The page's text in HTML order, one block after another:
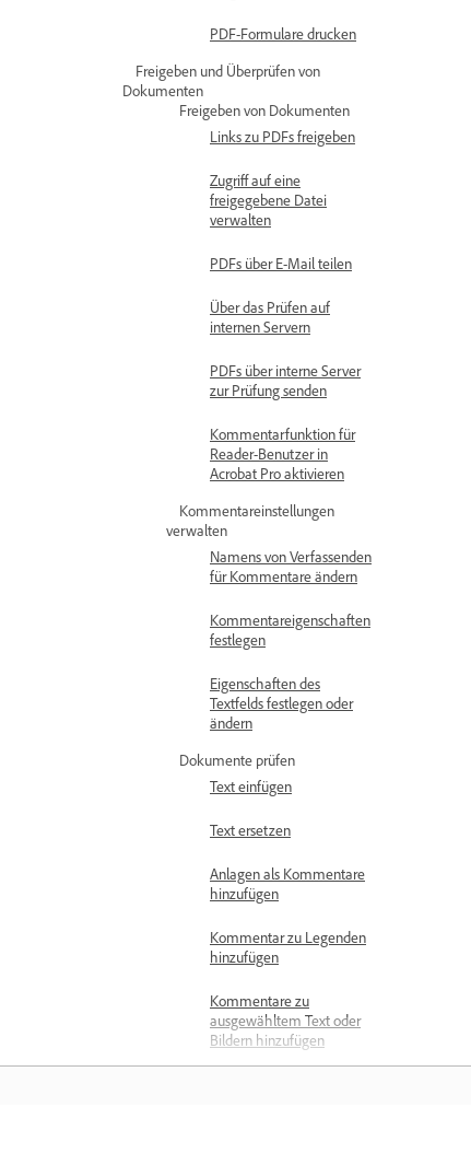
PDF-Formulare drucken
Freigeben und Überprüfen von
Dokumenten
Freigeben von Dokumenten
Links zu PDFs freigeben
Zugriff auf eine
freigegebene Datei
verwalten
PDFs über E-Mail teilen
Über das Prüfen auf
internen Servern
PDFs über interne Server
zur Prüfung senden
Kommentarfunktion für
Reader-Benutzer in
Acrobat Pro aktivieren
Kommentareinstellungen
verwalten
Namens von Verfassenden
für Kommentare ändern
Kommentareigenschaften
festlegen
Eigenschaften des
Textfelds festlegen oder
ändern
Dokumente prüfen
Text einfügen
Text ersetzen
Anlagen als Kommentare
hinzufügen
Kommentar zu Legenden
hinzufügen
Kommentare zu
ausgewähltem Text oder
Bildern hinzufügen